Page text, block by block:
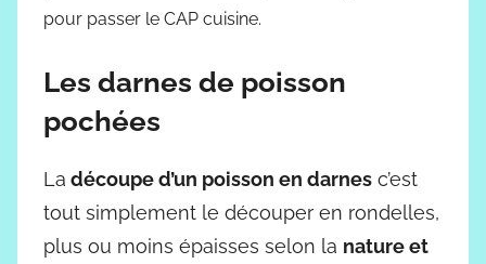
pour passer le CAP cuisine.
Les darnes de poisson
pochées
La découpe d’un poisson en darnes c’est
tout simplement le découper en rondelles,
plus ou moins épaisses selon la nature et